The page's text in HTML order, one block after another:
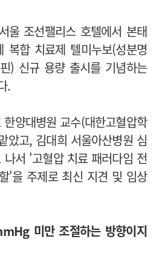
울 조선팰리스 호텔에서 본태
복합 치료제 텔미누보(성분명
) 신규 용량 출시를 기념하는
.
양대병원 교수(대한고혈압학
았고, 김대희 서울아산병원 심
서 '고혈압 치료 패러다임 전
'을 주제로 최신 지견 및 임상
미만 조절하는 방향이지